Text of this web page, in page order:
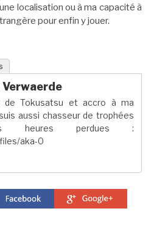
localisation ou à ma capacité à
pour enfin y jouer.
de Tokusatsu et accro à ma
aussi chasseur de trophées
heures perdues :
aka-0